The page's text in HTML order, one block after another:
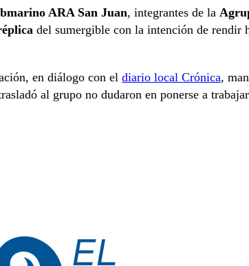
ARA San Juan, integrantes de la
del sumergible con la intención de rendir
en diálogo con el diario local Crónica,
al grupo no dudaron en ponerse a